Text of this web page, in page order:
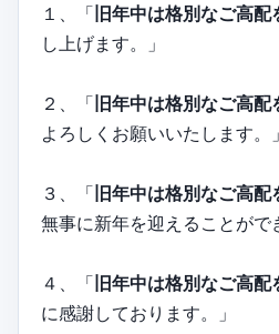
１、「旧年中は格別なご高配
し上げます。」
２、「旧年中は格別なご高配
よろしくお願いいたします。」
３、「旧年中は格別なご高配
無事に新年を迎えることがで
４、「旧年中は格別なご高配
に感謝しております。」